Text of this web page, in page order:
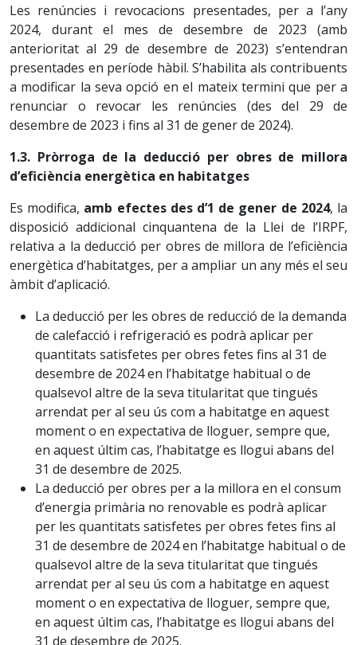
Les renúncies i revocacions presentades, per a l’any
2024, durant el mes de desembre de 2023 (amb
anterioritat al 29 de desembre de 2023) s’entendran
presentades en període hàbil. S’habilita als contribuents
a modificar la seva opció en el mateix termini que per a
renunciar o revocar les renúncies (des del 29 de
desembre de 2023 i fins al 31 de gener de 2024).
1.3. Pròrroga de la deducció per obres de millora
d’eficiència energètica en habitatges
Es modifica, amb efectes des d’1 de gener de 2024, la
disposició addicional cinquantena de la Llei de l’IRPF,
relativa a la deducció per obres de millora de l’eficiència
energètica d’habitatges, per a ampliar un any més el seu
àmbit d’aplicació.
La deducció per les obres de reducció de la demanda
de calefacció i refrigeració es podrà aplicar per
quantitats satisfetes per obres fetes fins al 31 de
desembre de 2024 en l’habitatge habitual o de
qualsevol altre de la seva titularitat que tingués
arrendat per al seu ús com a habitatge en aquest
moment o en expectativa de lloguer, sempre que,
en aquest últim cas, l’habitatge es llogui abans del
31 de desembre de 2025.
La deducció per obres per a la millora en el consum
d’energia primària no renovable es podrà aplicar
per les quantitats satisfetes per obres fetes fins al
31 de desembre de 2024 en l’habitatge habitual o de
qualsevol altre de la seva titularitat que tingués
arrendat per al seu ús com a habitatge en aquest
moment o en expectativa de lloguer, sempre que,
en aquest últim cas, l’habitatge es llogui abans del
31 de desembre de 2025.